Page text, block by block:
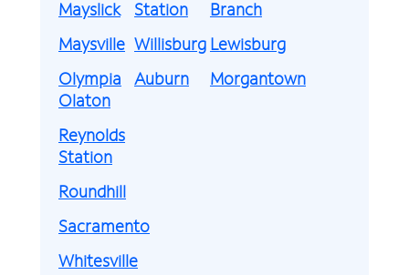
Mayslick
Maysville
Olympia
Station
Willisburg
Auburn
Branch
Lewisburg
Morgantown
Olaton
Reynolds
Station
Roundhill
Sacramento
Whitesville